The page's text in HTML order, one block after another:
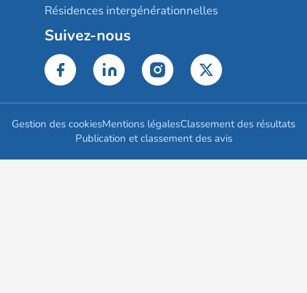
Résidences intergénérationnelles
Suivez-nous
Gestion des cookiesMentions légalesClassement des résultats
Publication et classement des avis